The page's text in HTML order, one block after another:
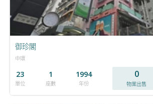
御珍閣
中環
23
單位
1
座數
1994
年份
0
物業出售